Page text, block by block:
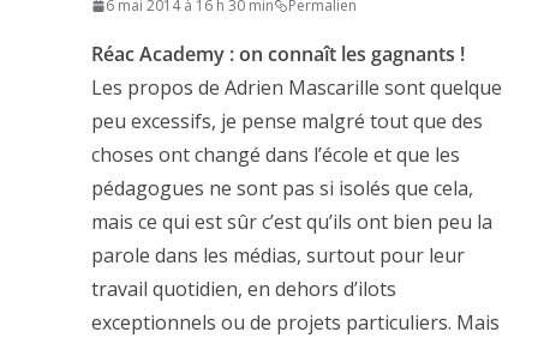
6 mai 2014 à 16 h 30 min Permalien
Réac Academy : on connaît les gagnants !
Les propos de Adrien Mascarille sont quelque
peu excessifs, je pense malgré tout que des
choses ont changé dans l’école et que les
pédagogues ne sont pas si isolés que cela,
mais ce qui est sûr c’est qu’ils ont bien peu la
parole dans les médias, surtout pour leur
travail quotidien, en dehors d’ilots
exceptionnels ou de projets particuliers. Mais